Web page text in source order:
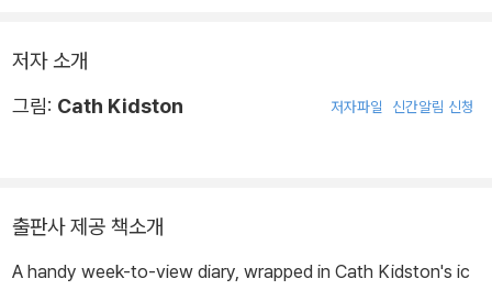
저자 소개
그림: Cath Kidston 저자파일 신간알림 신청
출판사 제공 책소개
A handy week-to-view diary, wrapped in Cath Kidston's ic